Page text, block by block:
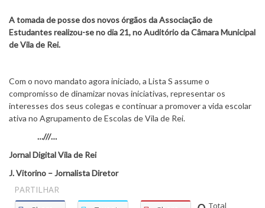
A tomada de posse dos novos órgãos da Associação de
Estudantes realizou-se no dia 21, no Auditório da Câmara Municipal
de Vila de Rei.
Com o novo mandato agora iniciado, a Lista S assume o
compromisso de dinamizar novas iniciativas, representar os
interesses dos seus colegas e continuar a promover a vida escolar
ativa no Agrupamento de Escolas de Vila de Rei.
…///…
Jornal Digital Vila de Rei
J. Vitorino – Jornalista Diretor
PARTILHAR
Total